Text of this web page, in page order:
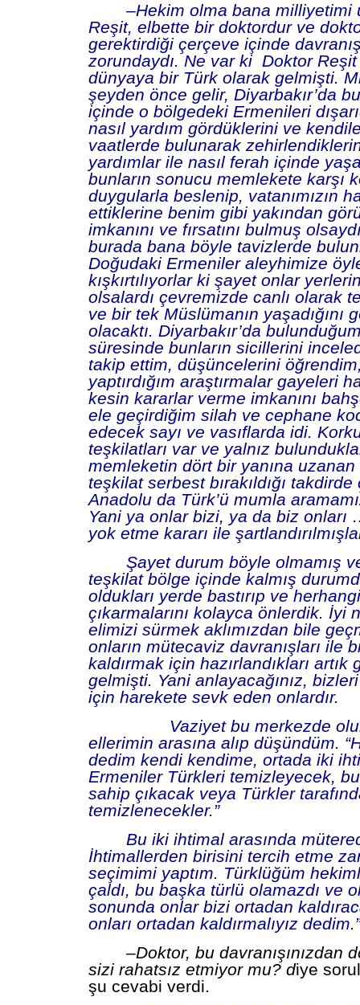
–Hekim olma bana milliyetimi
Reşit, elbette bir doktordur ve
gerektirdiği çerçeve içinde
zorundaydı. Ne var ki Doktor
dünyaya bir Türk olarak gelmişti.
şeyden önce gelir, Diyarbakır’da
içinde o bölgedeki Ermenileri
nasıl yardım gördüklerini ve
vaatlerde bulunarak
yardımlar ile nasıl ferah içinde
bunların sonucu memlekete karşı
duygularla beslenip, vatanımızın
ettiklerine benim gibi yakından
imkanını ve fırsatını bulmuş
burada bana böyle tavizlerde
Doğudaki Ermeniler aleyhimize
kışkırtılıyorlar ki şayet onlar
olsalardı çevremizde canlı olarak
ve bir tek Müslümanın yaşadığını
olacaktı. Diyarbakır’da
süresinde bunların sicillerini
takip ettim, düşüncelerini
yaptırdığım araştırmalar gayeleri
kesin kararlar verme imkanını
ele geçirdiğim silah ve cephane
edecek sayı ve vasıflarda idi.
teşkilatları var ve yalnız
memleketin dört bir yanına uzanan
teşkilat serbest bırakıldığı
Anadolu da Türk’ü mumla
Yani ya onlar bizi, ya da biz
yok etme kararı ile
Şayet durum böyle olmamış
teşkilat bölge içinde kalmış
oldukları yerde bastırıp ve
çıkarmalarını kolayca önlerdik. İyi
elimizi sürmek aklımızdan bile
onların mütecaviz davranışları ile
kaldırmak için hazırlandıkları
gelmişti. Yani anlayacağınız,
için harekete sevk eden onlardır.
Vaziyet bu merkezde
ellerimin arasına alıp düşündüm.
dedim kendi kendime, ortada iki
Ermeniler Türkleri temizleyecek,
sahip çıkacak veya Türkler
temizlenecekler.”
Bu iki ihtimal arasında
İhtimallerden birisini tercih etme
seçimimi yaptım. Türklüğüm
çaldı, bu başka türlü olamazdı ve
sonunda onlar bizi ortadan
onları ortadan kaldırmalıyız dedim.”
–Doktor, bu davranışınızdan
sizi rahatsız etmiyor mu? diye
şu cevabi verdi.